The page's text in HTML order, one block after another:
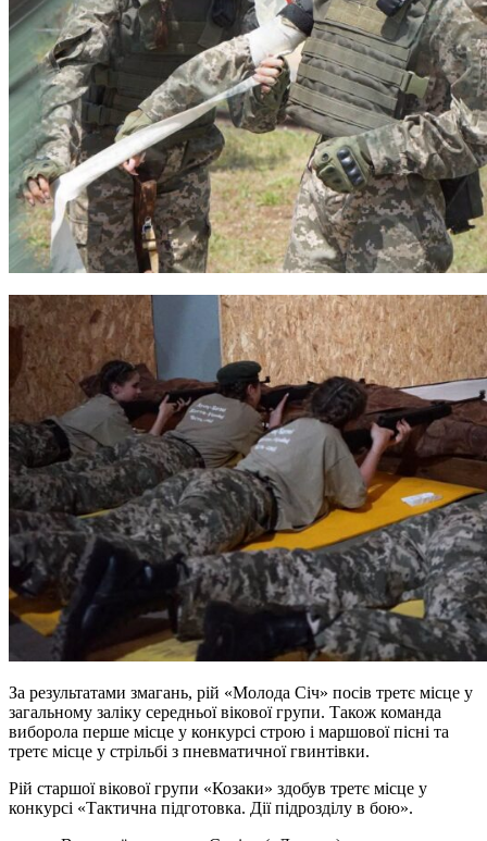
За результатами змагань, рій «Молода Січ» посів третє місце у
загальному заліку середньої вікової групи. Також команда
виборола перше місце у конкурсі строю і маршової пісні та
третє місце у стрільбі з пневматичної гвинтівки.
Рій старшої вікової групи «Козаки» здобув третє місце у
конкурсі «Тактична підготовка. Дії підрозділу в бою».